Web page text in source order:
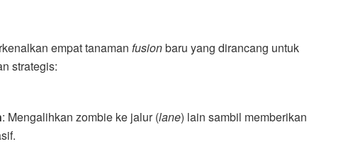
empat tanaman fusionbaru yang dirancang untuk
strategis:
: Mengalihkan zombie ke jalur (lane) lain sambil memberikan